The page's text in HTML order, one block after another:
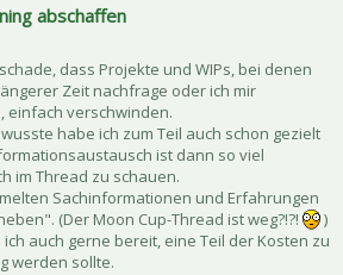
abschaffen
dass Projekte und WIPs, bei denen
Zeit nachfrage oder ich mir
einfach verschwinden.
habe ich zum Teil auch schon gezielt
ist dann so viel
im Thread zu schauen.
Sachinformationen und Erfahrungen
(Der Moon Cup-Thread ist weg?!?!
)
auch gerne bereit, eine Teil der Kosten zu
werden sollte.